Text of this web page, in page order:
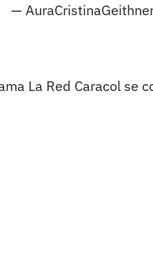
—
La Red Caracol se